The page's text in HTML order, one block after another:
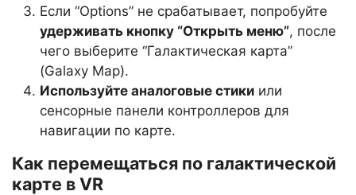
Если “Options” не срабатывает, попробуйте
удерживать кнопку “Открыть меню”, после
чего выберите “Галактическая карта”
(Galaxy Map).
Используйте аналоговые стики или
сенсорные панели контроллеров для
навигации по карте.
Как перемещаться по галактической
карте в VR